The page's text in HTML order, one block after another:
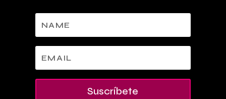
Suscríbete